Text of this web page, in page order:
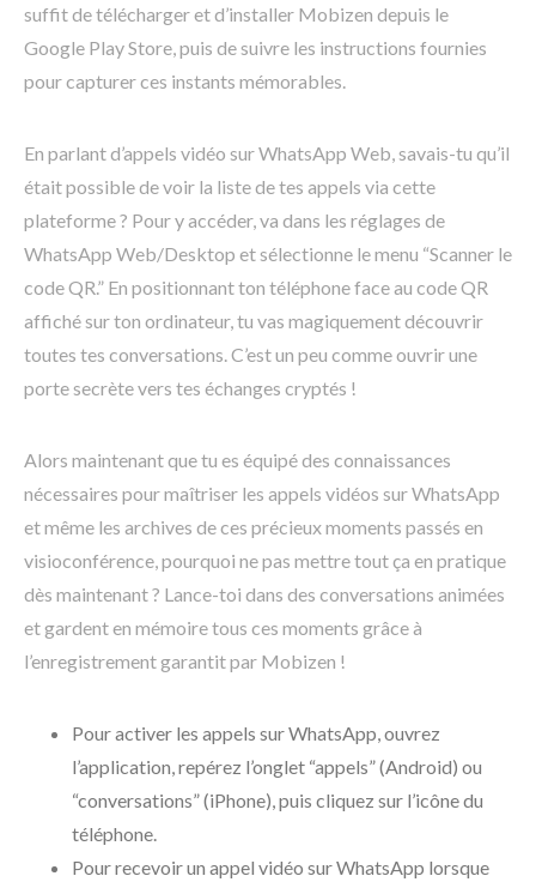
suffit de télécharger et d’installer Mobizen depuis le
Google Play Store, puis de suivre les instructions fournies
pour capturer ces instants mémorables.
En parlant d’appels vidéo sur WhatsApp Web, savais-tu qu’il
était possible de voir la liste de tes appels via cette
plateforme ? Pour y accéder, va dans les réglages de
WhatsApp Web/Desktop et sélectionne le menu “Scanner le
code QR.” En positionnant ton téléphone face au code QR
affiché sur ton ordinateur, tu vas magiquement découvrir
toutes tes conversations. C’est un peu comme ouvrir une
porte secrète vers tes échanges cryptés !
Alors maintenant que tu es équipé des connaissances
nécessaires pour maîtriser les appels vidéos sur WhatsApp
et même les archives de ces précieux moments passés en
visioconférence, pourquoi ne pas mettre tout ça en pratique
dès maintenant ? Lance-toi dans des conversations animées
et gardent en mémoire tous ces moments grâce à
l’enregistrement garantit par Mobizen !
Pour activer les appels sur WhatsApp, ouvrez
l’application, repérez l’onglet “appels” (Android) ou
“conversations” (iPhone), puis cliquez sur l’icône du
téléphone.
Pour recevoir un appel vidéo sur WhatsApp lorsque